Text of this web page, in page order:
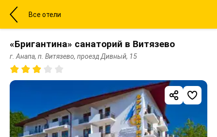
Все отели
«Бригантина» санаторий в Витязево
г. Анапа, п. Витязево, проезд Дивный, 15